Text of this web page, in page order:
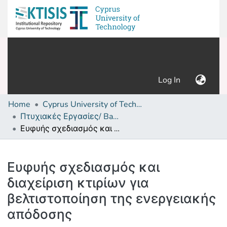
Log In (current)
Home
Cyprus University of Technology (Research Output)
Πτυχιακές Εργασίες/ Bachelor's Degree Theses
Ευφυής σχεδιασμός και διαχείριση κτιρίων για βελτιστοποίηση της ενεργειακής απόδοσης
Ευφυής σχεδιασμός και
διαχείριση κτιρίων για
βελτιστοποίηση της ενεργειακής
απόδοσης